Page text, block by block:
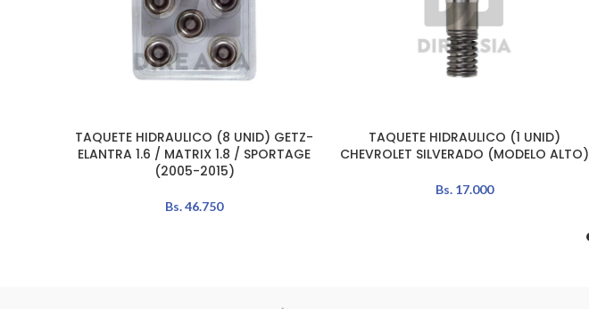
AÑADIR AL CARRITO
TAQUETE HIDRAULICO (8 UNID) GETZ-
ELANTRA 1.6 / MATRIX 1.8 / SPORTAGE
(2005-2015)
Bs.46.750
AÑADIR AL CARRITO
TAQUETE HIDRAULICO (1 UNID)
CHEVROLET SILVERADO (MODELO ALTO)
Bs. 17.000